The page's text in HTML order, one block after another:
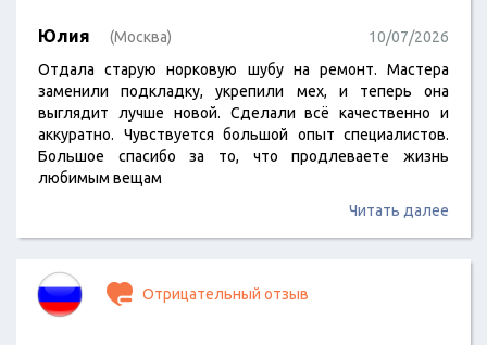
Юлия (Москва)
10/07/2026
Отдала старую норковую шубу на ремонт. Мастера
заменили подкладку, укрепили мех, и теперь она
выглядит лучше новой. Сделали всё качественно и
аккуратно. Чувствуется большой опыт специалистов.
Большое спасибо за то, что продлеваете жизнь
любимым вещам
Читать далее
Отрицательный отзыв